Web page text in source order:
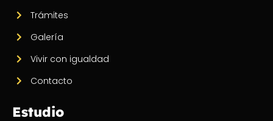
Trámites
Galería
Vivir con igualdad
Contacto
Estudio